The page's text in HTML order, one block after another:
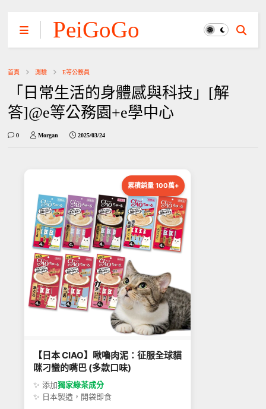
PeiGoGo
首頁 測驗 E等公務員
「日常生活的身體感與科技」[解
答]@e等公務園+e學中心
0 Morgan 2025/03/24
累積銷量 100萬+
【日本 CIAO】啾嚕肉泥：征服全球貓
咪刁蠻的嘴巴 (多款口味)
✨ 添加獨家綠茶成分
✨ 日本製造，開袋即食